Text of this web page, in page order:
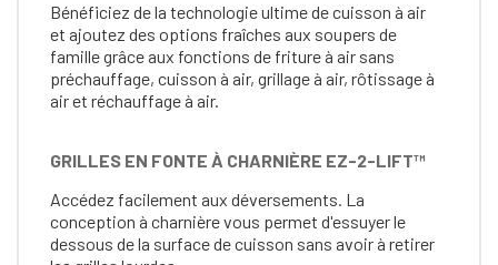
Bénéficiez de la technologie ultime de cuisson à air
et ajoutez des options fraîches aux soupers de
famille grâce aux fonctions de friture à air sans
préchauffage, cuisson à air, grillage à air, rôtissage à
air et réchauffage à air.
GRILLES EN FONTE À CHARNIÈRE EZ-2-LIFT™
Accédez facilement aux déversements. La
conception à charnière vous permet d'essuyer le
dessous de la surface de cuisson sans avoir à retirer